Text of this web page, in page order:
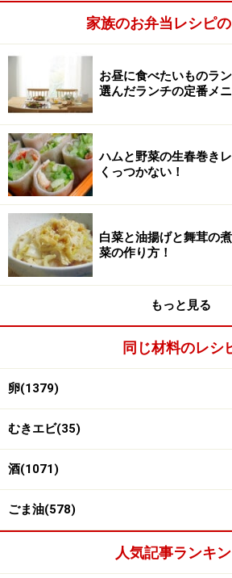
エビと卵の炒めもの弁当の
■ エビと卵の炒めものの作り方
1
にらを切る。
にらを5mm幅で切り、エビは背わた
冷凍むきエビの場合は、お酒をふっ
はお酒を少々入れた熱湯でゆでる
家族のお弁当レシピ
お昼に食べたいものラ
選んだランチの定番メ
ハムと野菜の生春巻き
くっつかない！
白菜と油揚げと舞茸の
菜の作り方！
もっと見る
同じ材料のレシ
卵(1379)
むきエビ(35)
酒(1071)
ごま油(578)
人気記事ランキ